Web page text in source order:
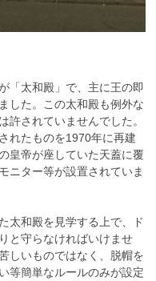
「太和殿」で、主に王の即
した。この太和殿も例外な
許されていませんでした。
れたものを1970年に再建
皇帝が座していた天蓋に覆
ニター等が設置されていま
太和殿を見学する上で、ド
と守らなければいけませ
しいものではなく、脱帽を
等簡単なルールのみが設定